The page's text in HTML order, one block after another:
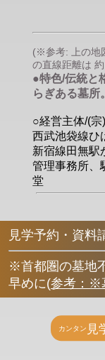
(※参考: 上の地
の直線距離は
●特色/伝統と
らぎある墓所。
○経営主体/(
西武池袋線ひ
新宿線田無駅
管理事務所、
堂
見学予約・資料
※首都圏の墓地
早めに(参考：※